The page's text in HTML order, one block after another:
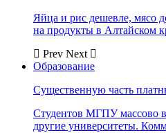
Яйца и рис дешевле, мясо
на продукты в Алтайском
Prev Next
Образование
Существенную часть
Студентов МГПУ массово
другие университеты.